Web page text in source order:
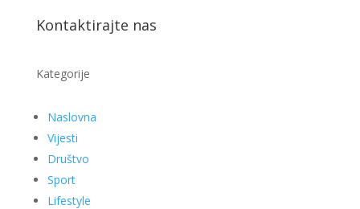
Kontaktirajte nas
Kategorije
Naslovna
Vijesti
Društvo
Sport
Lifestyle